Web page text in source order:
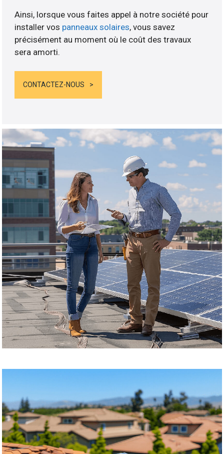
Ainsi, lorsque vous faites appel à notre société pour
installer vos panneaux solaires, vous savez
précisément au moment où le coût des travaux
sera amorti.
CONTACTEZ-NOUS